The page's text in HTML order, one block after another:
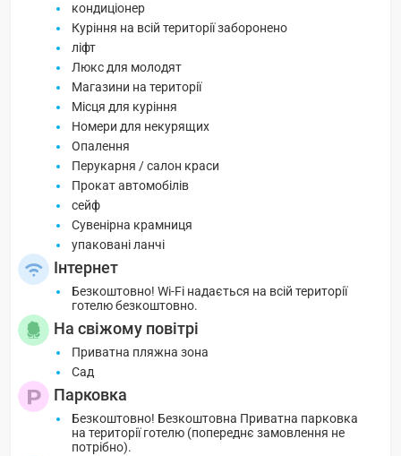
кондиціонер
Куріння на всій території заборонено
ліфт
Люкс для молодят
Магазини на території
Місця для куріння
Номери для некурящих
Опалення
Перукарня / салон краси
Прокат автомобілів
сейф
Сувенірна крамниця
упаковані ланчі
Інтернет
Безкоштовно! Wi-Fi надається на всій території
готелю безкоштовно.
На свіжому повітрі
Приватна пляжна зона
Сад
Парковка
Безкоштовно! Безкоштовна Приватна парковка
на території готелю (попереднє замовлення не
потрібно).